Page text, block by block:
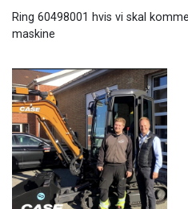
Ring 60498001 hvis vi skal
maskine